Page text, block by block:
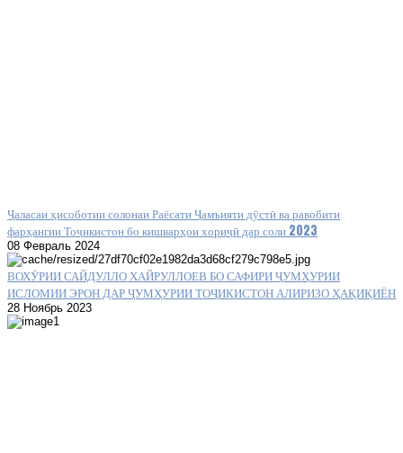
Ҷаласаи ҳисоботии солонаи Раёсати Ҷамъияти дӯстӣ ва равобити
фарҳангии Тоҷикистон бо кишварҳои хориҷӣ дар соли 2023
08 Февраль 2024
ВОХӮРИИ САЙДУЛЛО ХАЙРУЛЛОЕВ БО САФИРИ ҶУМҲУРИИ
ИСЛОМИИ ЭРОН ДАР ҶУМҲУРИИ ТОҶИКИСТОН АЛИРИЗО ҲАҚИҚИЁН
28 Ноябрь 2023